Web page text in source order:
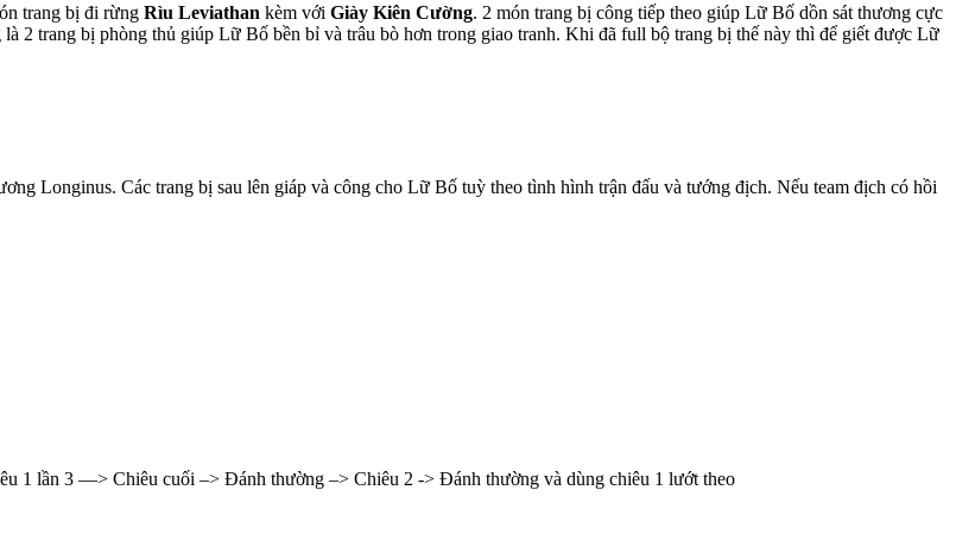
trang bị đi rừng Rìu Leviathan kèm với Giày Kiên Cường. 2 món trang bị công tiếp theo giúp Lữ Bố dồn sát thương cực
là 2 trang bị phòng thủ giúp Lữ Bố bền bỉ và trâu bò hơn trong giao tranh. Khi đã full bộ trang bị thế này thì để giết được Lữ
Longinus. Các trang bị sau lên giáp và công cho Lữ Bố tuỳ theo tình hình trận đấu và tướng địch. Nếu team địch có hồi
1 lần 3 —> Chiêu cuối –> Đánh thường –> Chiêu 2 -> Đánh thường và dùng chiêu 1 lướt theo